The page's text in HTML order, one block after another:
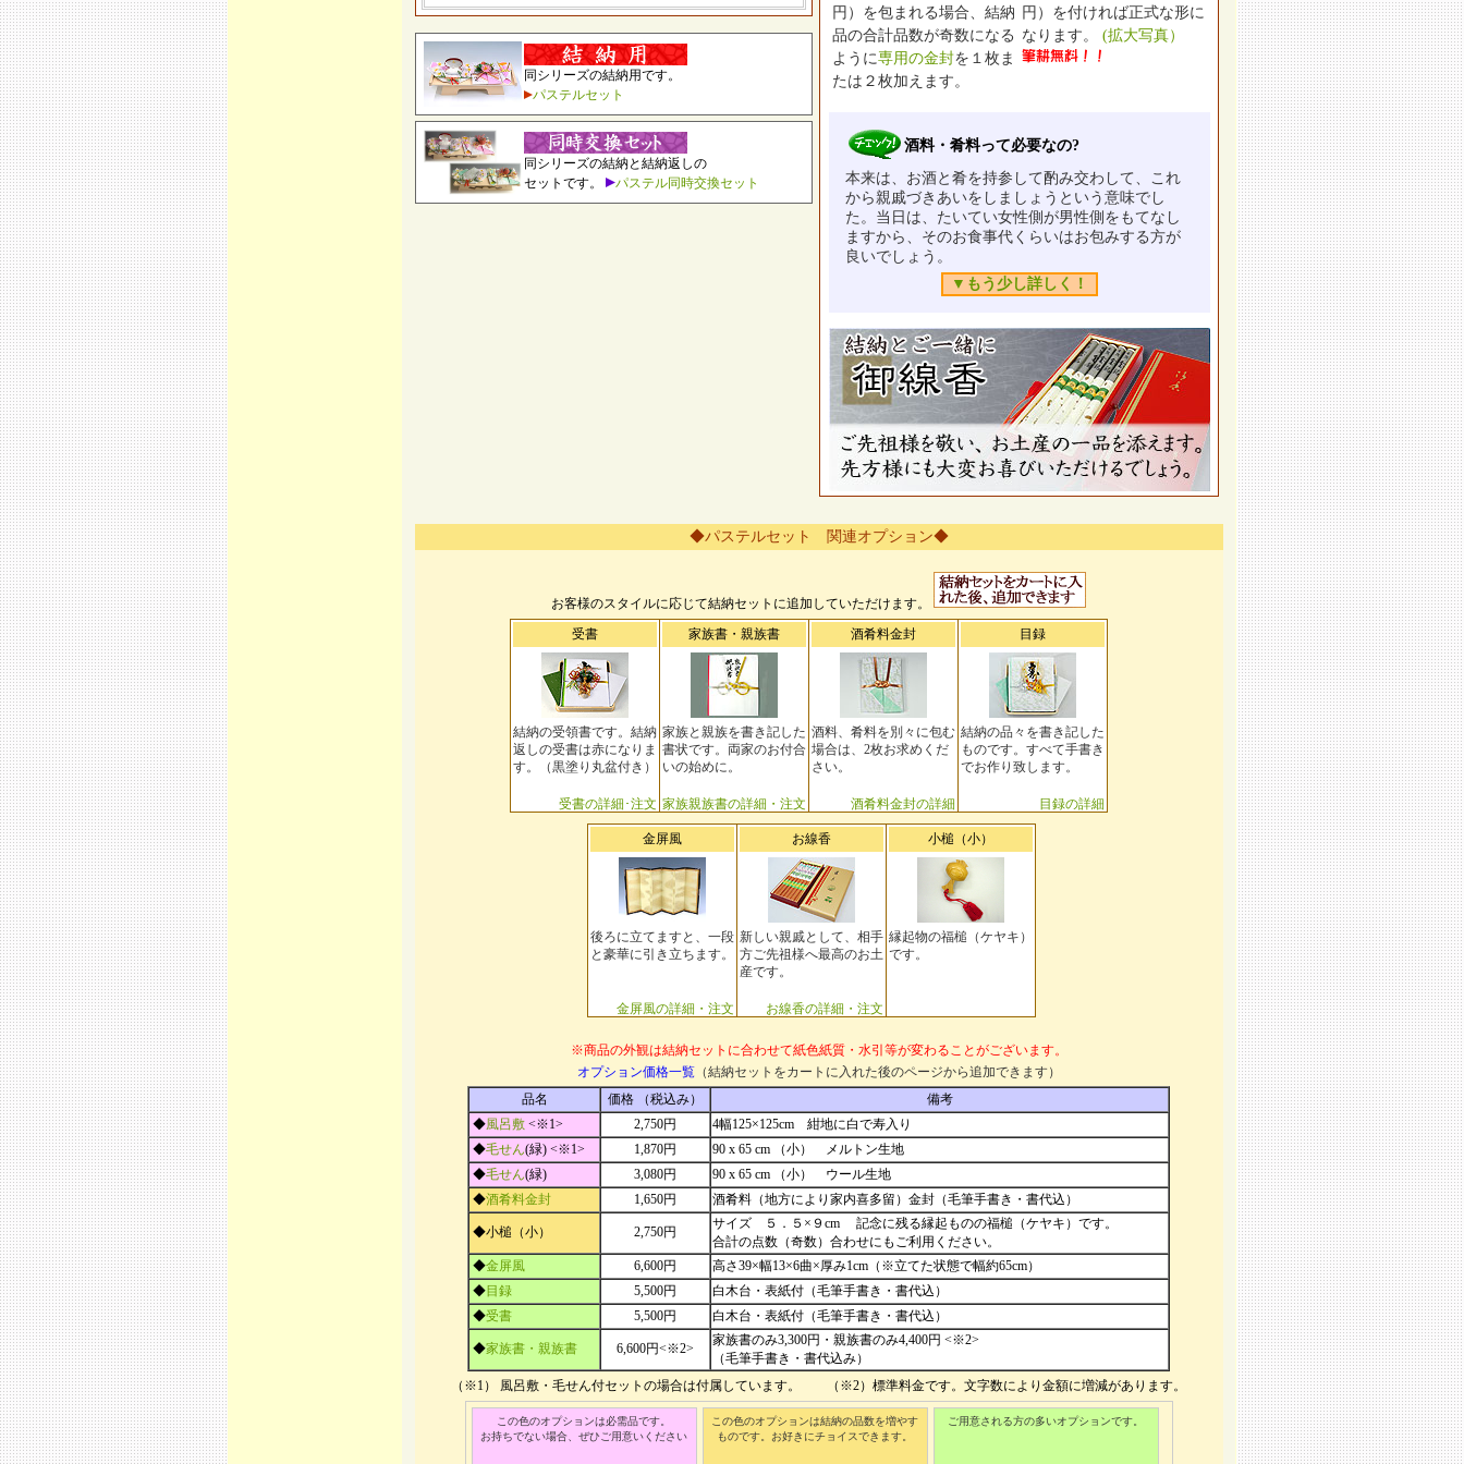
同シリーズの結納用です。
パステルセット
同シリーズの結納と結納返しの
セットです。
パステル同時交換セット
円）を包まれる場合、結納
品の合計品数が奇数になる
ように専用の金封を１枚ま
たは２枚加えます。
円）を付ければ正式な形に
なります。 (拡大写真）
酒料・肴料って必要なの?
本来は、お酒と肴を持参して酌み交わして、これ
から親戚づきあいをしましょうという意味でし
た。当日は、たいてい女性側が男性側をもてなし
ますから、そのお食事代くらいはお包みする方が
良いでしょう。
▼もう少し詳しく！
◆パステルセット 関連オプション◆
お客様のスタイルに応じて結納セットに追加していただけます。
受書
結納の受領書です。結納
返しの受書は赤になりま
す。（黒塗り丸盆付き）
受書の詳細･注文
家族書・親族書
家族と親族を書き記した
書状です。両家のお付合
いの始めに。
家族親族書の詳細・注文
酒肴料金封
酒料、肴料を別々に包む
場合は、2枚お求めくだ
さい。
酒肴料金封の詳細
目録
結納の品々を書き記した
ものです。すべて手書き
でお作り致します。
目録の詳細
金屏風
後ろに立てますと、一段
と豪華に引き立ちます。
金屏風の詳細・注文
お線香
新しい親戚として、相手
方ご先祖様へ最高のお土
産です。
お線香の詳細・注文
小槌（小）
縁起物の福槌（ケヤキ）
です。
※商品の外観は結納セットに合わせて紙色紙質・水引等が変わることがございます。
オプション価格一覧（結納セットをカートに入れた後のページから追加できます）
品名
価格 （税込み）
備考
◆風呂敷 <※1> 2,750円
4幅125×125cm 紺地に白で寿入り
◆毛せん(緑) <※1> 1,870円
90 x 65 cm （小） メルトン生地
◆毛せん(緑) 3,080円
90 x 65 cm （小） ウール生地
◆酒肴料金封 1,650円 酒肴料（地方により家内喜多留）金封（毛筆手書き・書代込）
◆小槌（小） 2,750円
サイズ ５．５×９cm 記念に残る縁起ものの福槌（ケヤキ）です。
合計の点数（奇数）合わせにもご利用ください。
◆金屏風 6,600円
高さ39×幅13×6曲×厚み1cm（※立てた状態で幅約65cm）
◆目録 5,500円
白木台・表紙付（毛筆手書き・書代込）
◆受書 5,500円 白木台・表紙付（毛筆手書き・書代込）
◆家族書・親族書 6,600円<※2>
家族書のみ3,300円・親族書のみ4,400円 <※2>
（毛筆手書き・書代込み）
（※1） 風呂敷・毛せん付セットの場合は付属しています。 （※2）標準料金です。文字数により金額に増減があります。
この色のオプションは必需品です。
お持ちでない場合、ぜひご用意いください
この色のオプションは結納の品数を増やす
ものです。お好きにチョイスできます。
ご用意される方の多いオプションです。